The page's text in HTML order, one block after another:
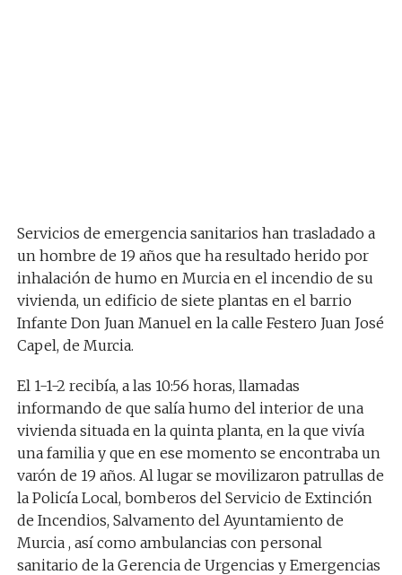
Servicios de emergencia sanitarios han trasladado a
un hombre de 19 años que ha resultado herido por
inhalación de humo en Murcia en el incendio de su
vivienda, un edificio de siete plantas en el barrio
Infante Don Juan Manuel en la calle Festero Juan José
Capel, de Murcia.
El 1-1-2 recibía, a las 10:56 horas, llamadas
informando de que salía humo del interior de una
vivienda situada en la quinta planta, en la que vivía
una familia y que en ese momento se encontraba un
varón de 19 años. Al lugar se movilizaron patrullas de
la Policía Local, bomberos del Servicio de Extinción
de Incendios, Salvamento del Ayuntamiento de
Murcia , así como ambulancias con personal
sanitario de la Gerencia de Urgencias y Emergencias